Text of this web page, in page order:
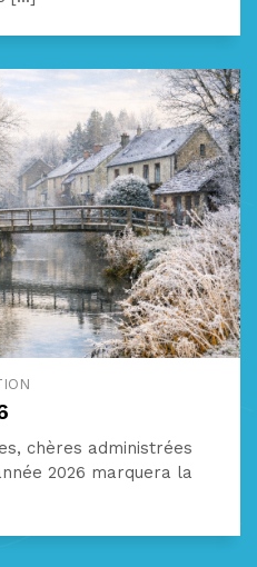
chères administrées
2026 marquera la